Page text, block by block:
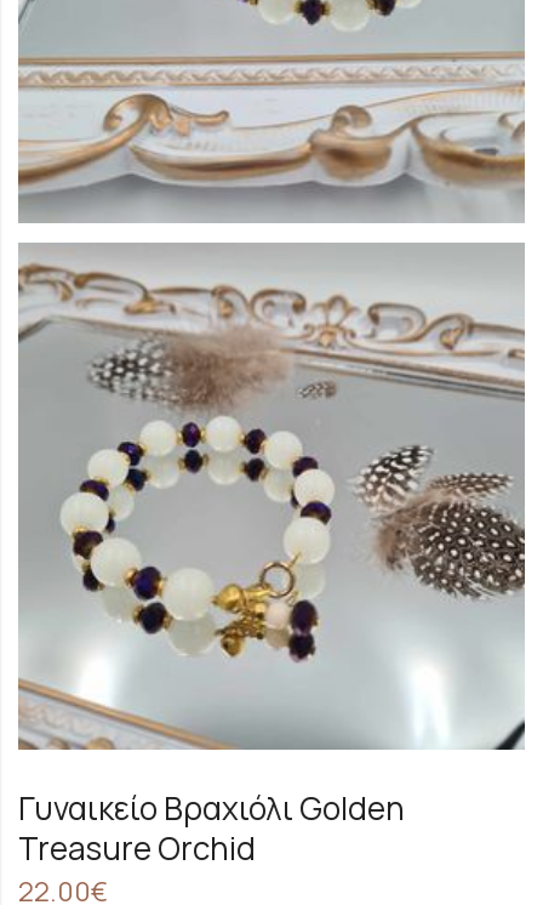
Γυναικείο Βραχιόλι Golden
Treasure Orchid
22.00€